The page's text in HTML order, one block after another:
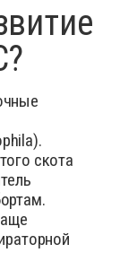
скота